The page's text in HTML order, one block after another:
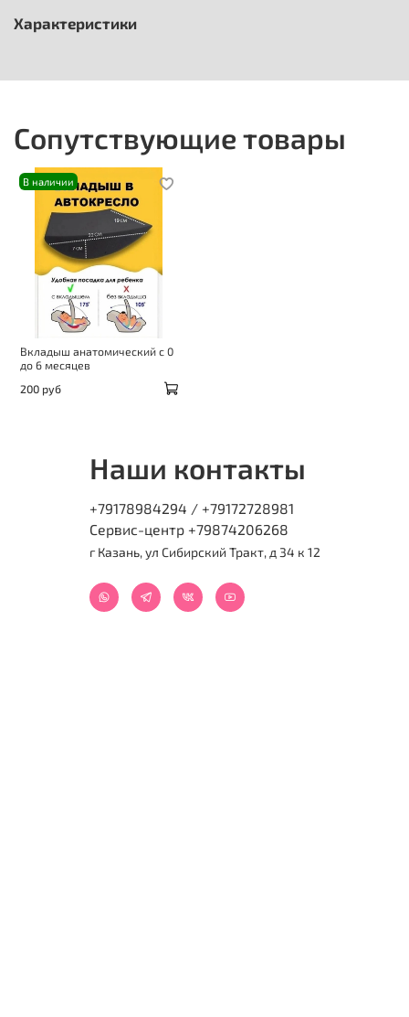
Характеристики
Сопутствующие товары
В наличии
Вкладыш анатомический с 0
до 6 месяцев
200 руб
Наши контакты
+79178984294 / +79172728981
Сервис-центр +79874206268
г Казань, ул Сибирский Тракт, д 34 к 12